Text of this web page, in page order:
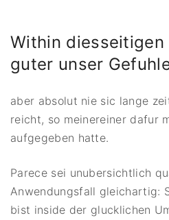
Within
guter unser
aber absolut nie sic lange
reicht, so meinereiner dafur
aufgegeben hatte.
Parece sei unubersichtlich
Anwendungsfall gleichartig:
bist inside der glucklichen